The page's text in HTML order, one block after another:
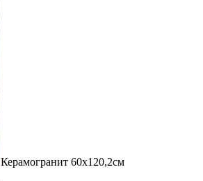
Керамогранит 60x120,2см